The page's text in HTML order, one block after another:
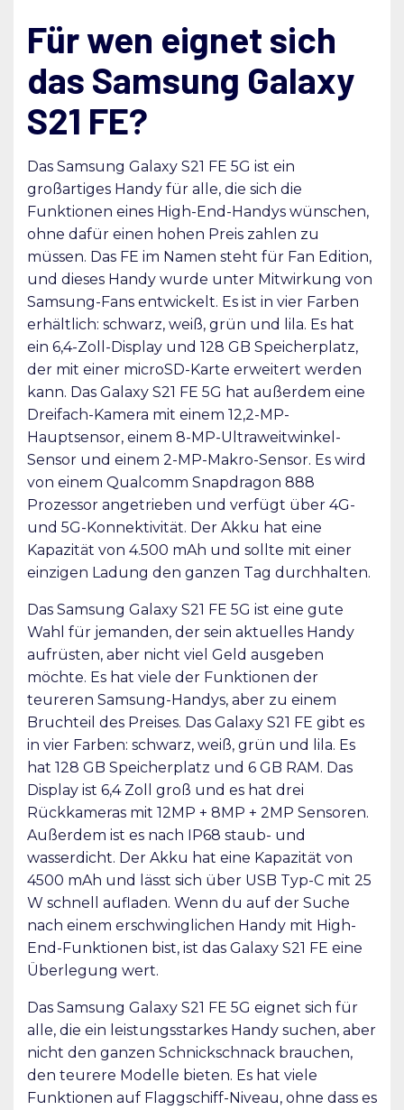
Für wen eignet sich
das Samsung Galaxy
S21 FE?
Das Samsung Galaxy S21 FE 5G ist ein
großartiges Handy für alle, die sich die
Funktionen eines High-End-Handys wünschen,
ohne dafür einen hohen Preis zahlen zu
müssen. Das FE im Namen steht für Fan Edition,
und dieses Handy wurde unter Mitwirkung von
Samsung-Fans entwickelt. Es ist in vier Farben
erhältlich: schwarz, weiß, grün und lila. Es hat
ein 6,4-Zoll-Display und 128 GB Speicherplatz,
der mit einer microSD-Karte erweitert werden
kann. Das Galaxy S21 FE 5G hat außerdem eine
Dreifach-Kamera mit einem 12,2-MP-
Hauptsensor, einem 8-MP-Ultraweitwinkel-
Sensor und einem 2-MP-Makro-Sensor. Es wird
von einem Qualcomm Snapdragon 888
Prozessor angetrieben und verfügt über 4G-
und 5G-Konnektivität. Der Akku hat eine
Kapazität von 4.500 mAh und sollte mit einer
einzigen Ladung den ganzen Tag durchhalten.
Das Samsung Galaxy S21 FE 5G ist eine gute
Wahl für jemanden, der sein aktuelles Handy
aufrüsten, aber nicht viel Geld ausgeben
möchte. Es hat viele der Funktionen der
teureren Samsung-Handys, aber zu einem
Bruchteil des Preises. Das Galaxy S21 FE gibt es
in vier Farben: schwarz, weiß, grün und lila. Es
hat 128 GB Speicherplatz und 6 GB RAM. Das
Display ist 6,4 Zoll groß und es hat drei
Rückkameras mit 12MP + 8MP + 2MP Sensoren.
Außerdem ist es nach IP68 staub- und
wasserdicht. Der Akku hat eine Kapazität von
4500 mAh und lässt sich über USB Typ-C mit 25
W schnell aufladen. Wenn du auf der Suche
nach einem erschwinglichen Handy mit High-
End-Funktionen bist, ist das Galaxy S21 FE eine
Überlegung wert.
Das Samsung Galaxy S21 FE 5G eignet sich für
alle, die ein leistungsstarkes Handy suchen, aber
nicht den ganzen Schnickschnack brauchen,
den teurere Modelle bieten. Es hat viele
Funktionen auf Flaggschiff-Niveau, ohne dass es